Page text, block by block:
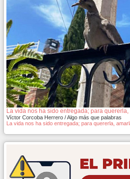
La vida nos ha sido entregada; para
Víctor Corcoba Herrero / Algo más que palabras
La vida nos ha sido entregada; para quererla,